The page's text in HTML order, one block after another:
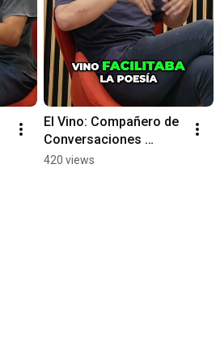
El Vino: Compañero de
Conversaciones
Íntimas #shorts
420 views